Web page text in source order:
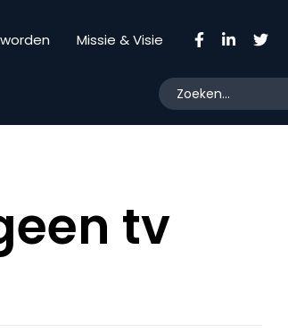
Missie & Visie
tv